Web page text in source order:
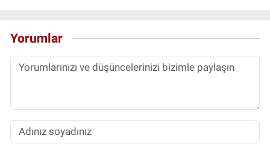
Yorumlar